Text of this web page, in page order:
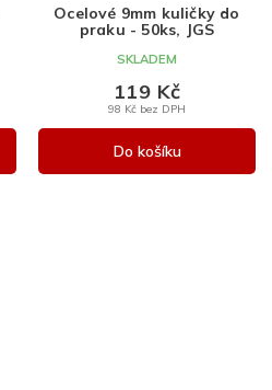
Ocelové 9mm kuličky do
praku - 50ks, JGS
SKLADEM
98 Kč bez DPH
119 Kč
Do košíku